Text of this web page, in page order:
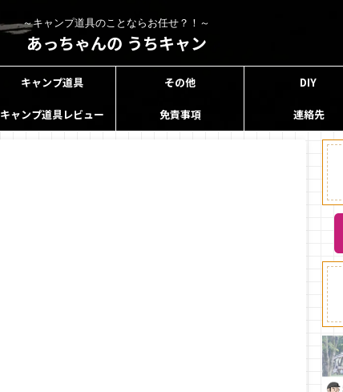
～キャンプ道具のことならお任せ？！～
あっちゃんの うちキャン
キャンプ道具 その他 DIY
キャンプ道具レビュー 免責事項 連絡先